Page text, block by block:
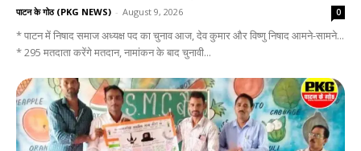
पाटन के गोठ (PKG NEWS) - August 9, 2026 0
* पाटन में निषाद समाज अध्यक्ष पद का चुनाव आज, देव कुमार और विष्णु निषाद आमने-सामने...
* 295 मतदाता करेंगे मतदान, नामांकन के बाद चुनावी...